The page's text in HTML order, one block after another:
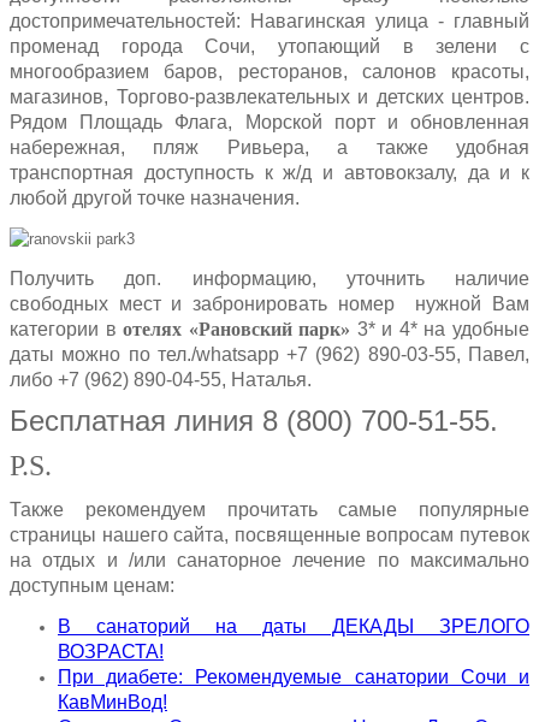
достопримечательностей: Навагинская улица - главный
променад города Сочи, утопающий в зелени с
многообразием баров, ресторанов, салонов красоты,
магазинов, Торгово-развлекательных и детских центров.
Рядом Площадь Флага, Морской порт и обновленная
набережная, пляж Ривьера, а также удобная
транспортная доступность к ж/д и автовокзалу, да и к
любой другой точке назначения.
Получить доп. информацию, уточнить наличие
свободных мест и забронировать номер нужной Вам
категории вотелях «Рановский парк» 3* и 4* на удобные
даты можно по тел./whatsapp +7 (962) 890-03-55, Павел,
либо +7 (962) 890-04-55, Наталья.
Бесплатная линия 8 (800) 700-51-55.
P.S.
Также рекомендуем прочитать самые популярные
страницы нашего сайта, посвященные вопросам путевок
на отдых и /или санаторное лечение по максимально
доступным ценам:
В санаторий на даты ДЕКАДЫ ЗРЕЛОГО
ВОЗРАСТА!
При диабете: Рекомендуемые санатории Сочи и
КавМинВод!